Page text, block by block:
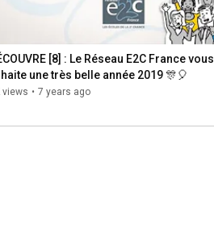
[8] : Le Réseau E2C France vous
une très belle année 2019 🎊🎈
views • 7 years ago